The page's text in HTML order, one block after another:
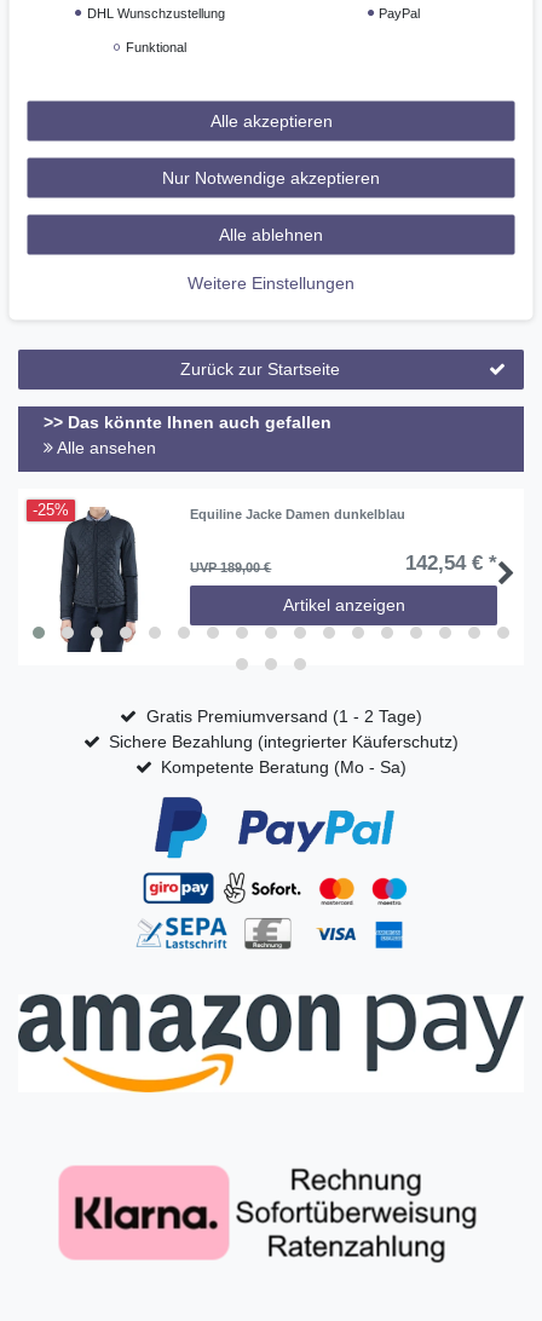
Weitere Details
Sportliche Pull-On Reithose mit rundgenähter Sitzfläche mit
Silikonaufdruck für zusätzlichen Halt im Sattel, Lycra FlexLegs
Zurück zur Startseite
>> Das könnte Ihnen auch gefallen
Alle ansehen
-25% Equiline Jacke Damen dunkelblau
UVP 189,00 € 142,54 € *
Artikel anzeigen
Gratis Premiumversand (1 - 2 Tage)
Sichere Bezahlung (integrierter Käuferschutz)
Kompetente Beratung (Mo - Sa)
DHL Wunschzustellung PayPal
Funktional
Alle akzeptieren
Nur Notwendige akzeptieren
Alle ablehnen
Weitere Einstellungen